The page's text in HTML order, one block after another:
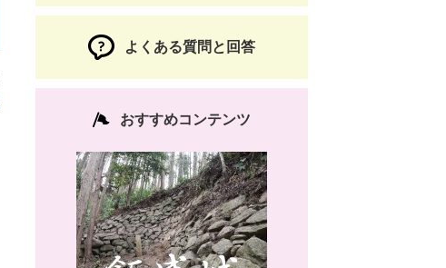
よくある質問と回答
おすすめコンテンツ